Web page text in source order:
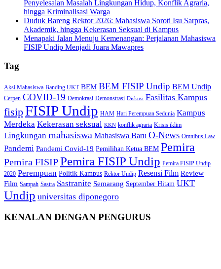
Penyelesaian Masalah Lingkungan Hidup, Konflik Agraria,
hingga Kriminalisasi Warga
Duduk Bareng Rektor 2026: Mahasiswa Soroti Isu Sarpras,
Akademik, hingga Kekerasan Seksual di Kampus
Menapaki Jalan Menuju Kemenangan: Perjalanan Mahasiswa
FISIP Undip Menjadi Juara Mawapres
Tag
Aksi Mahasiswa Banding UKT BEM BEM FISIP Undip BEM Undip
Cerpen COVID-19 Demokrasi Demonstrasi Diskusi Fasilitas Kampus
fisipFISIP Undip HAM Hari Perempuan Sedunia Kampus
Merdeka Kekerasan seksual KKN konflik agraria Krisis iklim
Lingkungan mahasiswa Mahasiswa Baru O-News Omnibus Law
Pandemi Pandemi Covid-19 Pemilihan Ketua BEM Pemira
Pemira FISIPPemira FISIP Undip Pemira FISIP Undip
2020 Perempuan Politik Kampus Rektor Undip Resensi Film Review
Film Sampah Sastra Sastranite Semarang September Hitam UKT
Undip universitas diponegoro
KENALAN DENGAN PENGURUS